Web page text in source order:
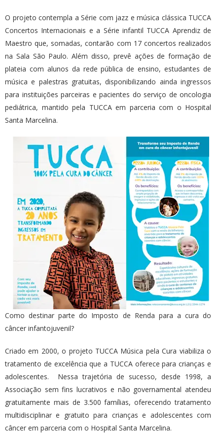
O projeto contempla a Série com jazz e música clássica TUCCA
Concertos Internacionais e a Série infantil TUCCA Aprendiz de
Maestro que, somadas, contarão com 17 concertos realizados
na Sala São Paulo. Além disso, prevê ações de formação de
plateia com alunos da rede pública de ensino, estudantes de
música e palestras gratuitas, disponibilizando ainda ingressos
para instituições parceiras e pacientes do serviço de oncologia
pediátrica, mantido pela TUCCA em parceria com o Hospital
Santa Marcelina.
Como destinar parte do Imposto de Renda para a cura do
câncer infantojuvenil?
Criado em 2000, o projeto TUCCA Música pela Cura viabiliza o
tratamento de excelência que a TUCCA oferece para crianças e
adolescentes. Nessa trajetória de sucesso, desde 1998, a
Associação sem fins lucrativos e não governamental atendeu
gratuitamente mais de 3.500 famílias, oferecendo tratamento
multidisciplinar e gratuito para crianças e adolescentes com
câncer em parceria com o Hospital Santa Marcelina.